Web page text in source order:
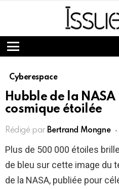
Menu
Cyberespace
Hubble de la
cosmique étoilée
Rédigé par Bertrand Mongne
Plus de 500 000 étoiles
de bleu sur cette image du
de la NASA, publiée pour